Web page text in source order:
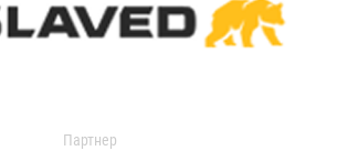
Партнер